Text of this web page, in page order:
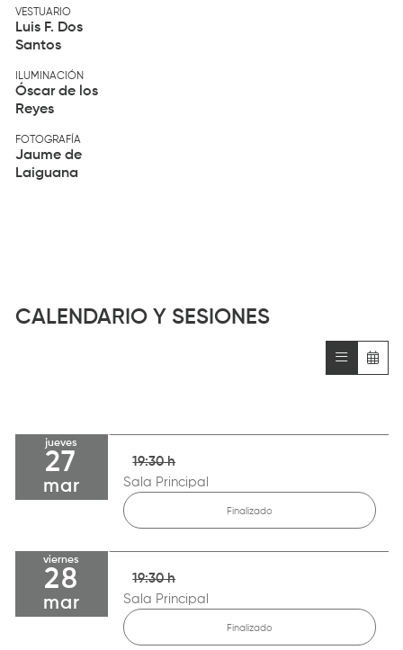
VESTUARIO
Luis F. Dos
Santos
ILUMINACIÓN
Óscar de los
Reyes
FOTOGRAFÍA
Jaume de
Laiguana
CALENDARIO Y SESIONES
jueves
27
mar
19:30 h
Sala Principal
Finalizado
viernes
28
mar
19:30 h
Sala Principal
Finalizado